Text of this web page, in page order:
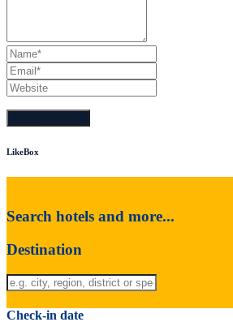
LikeBox
Search hotels and more...
Destination
Check-in date